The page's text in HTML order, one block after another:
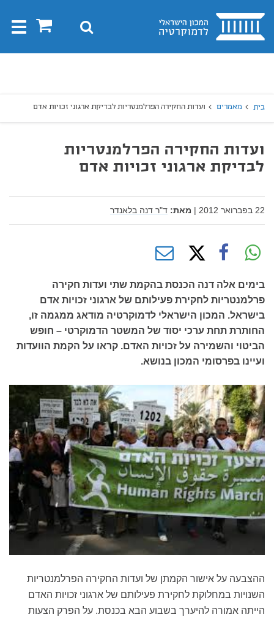
בית 0 חיפוש
בית מאמרים ועדות החקירה הפרלמנטריות לבדיקת ארגוני זכויות אדם
ועדות החקירה הפרלמנטריות
לבדיקת ארגוני זכויות אדם
22 בפברואר 2012 | מאת: ד"ר דנה בלאנדר
בימים אלה דנה הכנסת בהקמת שתי ועדות חקירה
פרלמנטריות לחקירת פעילותם של ארגוני זכויות אדם
בישראל. המכון הישראלי לדמוקרטיה מודאג ממגמה זו,
החותרת תחת ערכי יסוד של המשטר הדמוקרטי – חופש
הביטוי והשמירה על זכויות האדם. קראו על הקמת הוועדות
ועיינו בפרסומי המכון בנושא.
ההצבעה על אישור הקמתן של ועדות החקירה הפרלמנטריות
השנויות במחלוקת לחקירת פעילותם של ארגוני זכויות האדם
הייתה אמורה להיערך בשבוע הבא בכנסת. על הפרק הצעות